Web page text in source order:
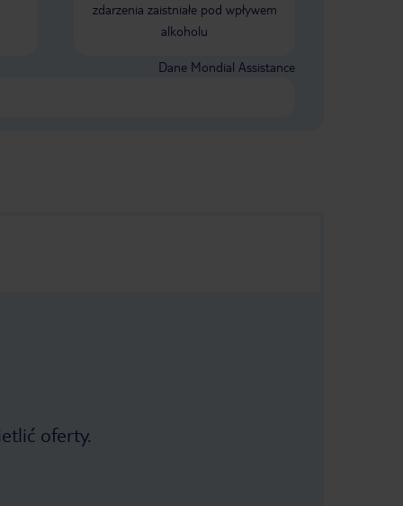
zdarzenia zaistniałe pod wpływem
alkoholu
Dane Mondial Assistance
oferty.